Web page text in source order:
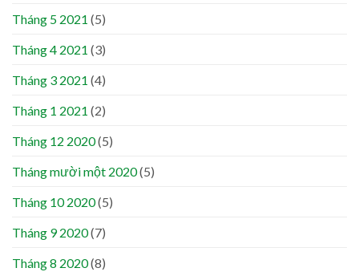
Tháng 5 2021 (5)
Tháng 4 2021 (3)
Tháng 3 2021 (4)
Tháng 1 2021 (2)
Tháng 12 2020(5)
Tháng mười một 2020(5)
Tháng 10 2020(5)
Tháng 9 2020(7)
Tháng 8 2020(8)